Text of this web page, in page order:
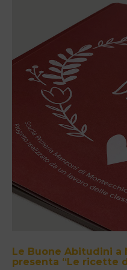
Le Buone Abitudini
presenta “Le ricette